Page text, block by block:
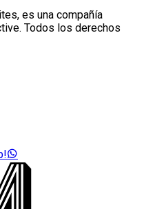
es una compañía
Todos los derechos